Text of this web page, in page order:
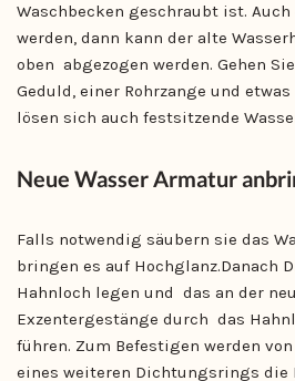
Waschbecken geschraubt ist.
werden, dann kann der alte
oben abgezogen werden. Gehen
Geduld, einer Rohrzange und
lösen sich auch festsitzende
Neue Wasser Armatur
Falls notwendig säubern sie das
bringen es auf Hochglanz.Danach
Hahnloch legen und das an der
Exzentergestänge durch das
führen. Zum Befestigen werden
eines weiteren Dichtungsrings die